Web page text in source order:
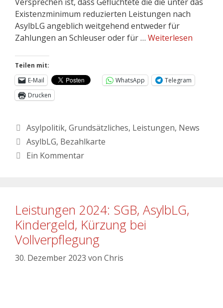
Existenzminimum reduzierten Leistungen nach
AsylbLG angeblich weitgehend entweder für
Zahlungen an Schleuser oder für … Weiterlesen
Teilen mit:
E-Mail
WhatsApp
Telegram
Drucken
Asylpolitik, Grundsätzliches, Leistungen, News
AsylbLG, Bezahlkarte
Ein Kommentar
Leistungen 2024: SGB, AsylbLG,
Kindergeld, Kürzung bei
Vollverpflegung
30. Dezember 2023 von Chris